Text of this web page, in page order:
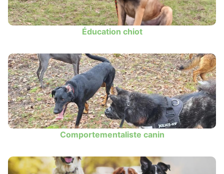
Éducation chiot
Comportementaliste canin